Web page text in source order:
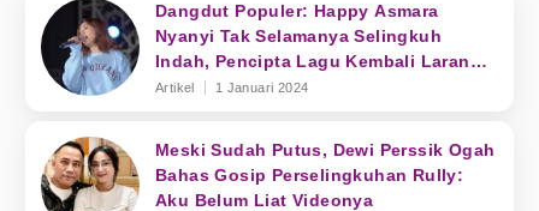
Dangdut Populer: Happy Asmara
Nyanyi Tak Selamanya Selingkuh
Indah, Pencipta Lagu Kembali Larang
Ini
Artikel 1 Januari 2024
Meski Sudah Putus, Dewi Perssik Ogah
Bahas Gosip Perselingkuhan Rully:
Aku Belum Liat Videonya